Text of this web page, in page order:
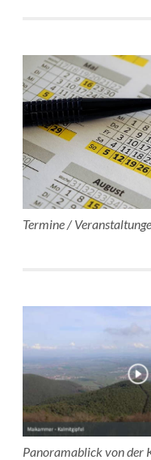
Termine /
Panoramablick von der